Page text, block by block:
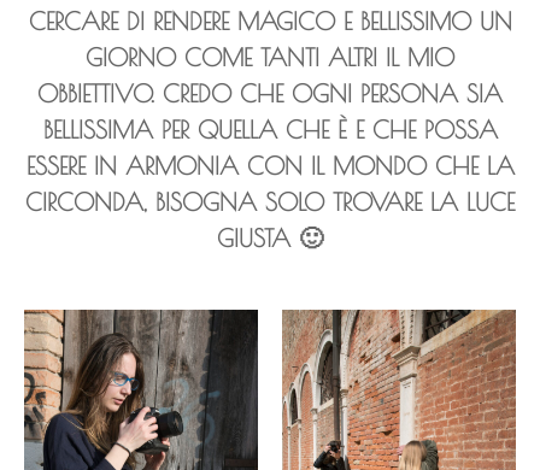
CERCARE DI RENDERE MAGICO E BELLISSIMO UN
GIORNO COME TANTI ALTRI IL MIO
OBBIETTIVO. CREDO CHE OGNI PERSONA SIA
BELLISSIMA PER QUELLA CHE È E CHE POSSA
ESSERE IN ARMONIA CON IL MONDO CHE LA
CIRCONDA, BISOGNA SOLO TROVARE LA LUCE
GIUSTA 🙂